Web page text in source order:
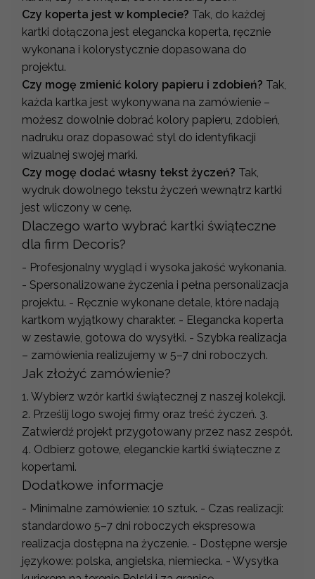
Czy koperta jest w komplecie? Tak, do każdej
kartki dołączona jest elegancka koperta, ręcznie
wykonana i kolorystycznie dopasowana do
projektu.
Czy mogę zmienić kolory papieru i zdobień? Tak,
każda kartka jest wykonywana na zamówienie –
możesz dowolnie dobrać kolory papieru, zdobień,
nadruku oraz dopasować styl do identyfikacji
wizualnej swojej marki.
Czy mogę dodać własny tekst życzeń? Tak,
wydruk dowolnego tekstu życzeń wewnątrz kartki
jest wliczony w cenę.
Dlaczego warto wybrać kartki świąteczne
dla firm Decoris?
- Profesjonalny wygląd i wysoka jakość wykonania.
- Spersonalizowane życzenia i pełna personalizacja
projektu. - Ręcznie wykonane detale, które nadają
kartkom wyjątkowy charakter. - Elegancka koperta
w zestawie, gotowa do wysyłki. - Szybka realizacja
– zamówienia realizujemy w 5–7 dni roboczych.
Jak złożyć zamówienie?
1. Wybierz wzór kartki świątecznej z naszej kolekcji.
2. Prześlij logo swojej firmy oraz treść życzeń. 3.
Zatwierdź projekt przygotowany przez nasz zespół.
4. Odbierz gotowe, eleganckie kartki świąteczne z
kopertami.
Dodatkowe informacje
- Minimalne zamówienie: 10 sztuk. - Czas realizacji:
standardowo 5–7 dni roboczych ekspresowa
realizacja dostępna na życzenie. - Dostępne wersje
językowe: polska, angielska, niemiecka. - Wysyłka